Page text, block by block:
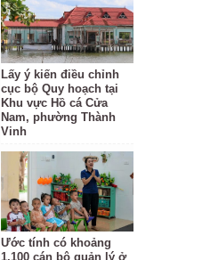
Lấy ý kiến điều chỉnh
cục bộ Quy hoạch tại
Khu vực Hồ cá Cửa
Nam, phường Thành
Vinh
Ước tính có khoảng
1.100 cán bộ quản lý ở